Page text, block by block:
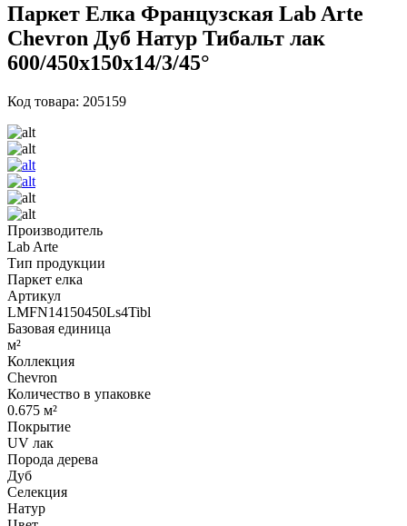
Паркет Елка Французская Lab Arte
Chevron Дуб Натур Тибальт лак
600/450х150х14/3/45°
Код товара: 205159
Производитель
Lab Arte
Тип продукции
Паркет елка
Артикул
LMFN14150450Ls4Tibl
Базовая единица
м²
Коллекция
Chevron
Количество в упаковке
0.675 м²
Покрытие
UV лак
Порода дерева
Дуб
Селекция
Натур